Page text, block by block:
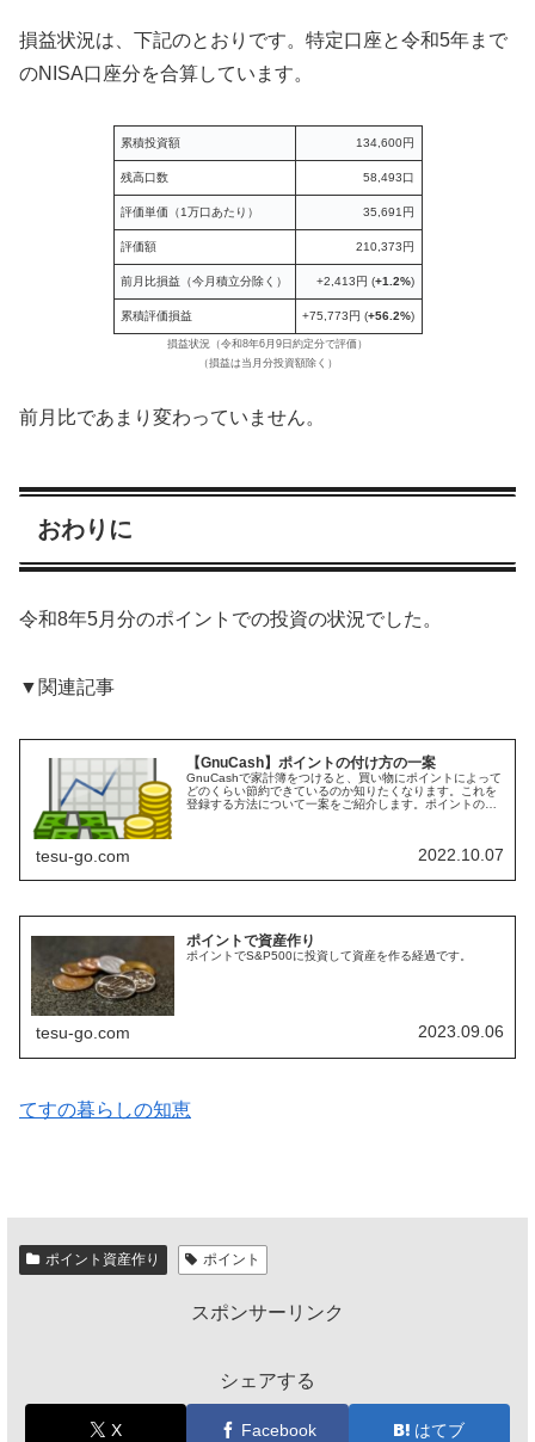
損益状況は、下記のとおりです。特定口座と令和5年まで
のNISA口座分を合算しています。
累積投資額 134,600円
残高口数 58,493口
評価単価（1万口あたり） 35,691円
評価額 210,373円
前月比損益（今月積立分除く） +2,413円 (+1.2%)
累積評価損益 +75,773円 (+56.2%)
損益状況（令和8年6月9日約定分で評価）
（損益は当月分投資額除く）
前月比であまり変わっていません。
おわりに
令和8年5月分のポイントでの投資の状況でした。
▼関連記事
【GnuCash】ポイントの付け方の一案
GnuCashで家計簿をつけると、買い物にポイントによって
どのくらい節約できているのか知りたくなります。これを
登録する方法について一案をご紹介します。ポイントの管
tesu-go.com 2022.10.07
ポイントで資産作り
ポイントでS&P500に投資して資産を作る経過です。
tesu-go.com 2023.09.06
てすの暮らしの知恵
ポイント資産作り ポイント
スポンサーリンク
シェアする
X Facebook はてブ